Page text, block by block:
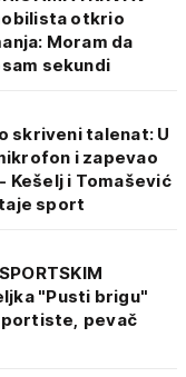
otkrio
Moram da
sekundi
skriveni talenat: U
i zapevao
Kešelj i Tomašević
sport
"Pusti brigu"
pevač